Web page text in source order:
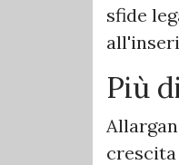
sfide
Più